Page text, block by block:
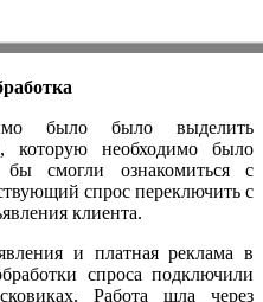
было было выделить
которую необходимо было
смогли ознакомиться с
спрос переключить с
клиента.
и платная реклама в
спроса подключили
Работа шла через